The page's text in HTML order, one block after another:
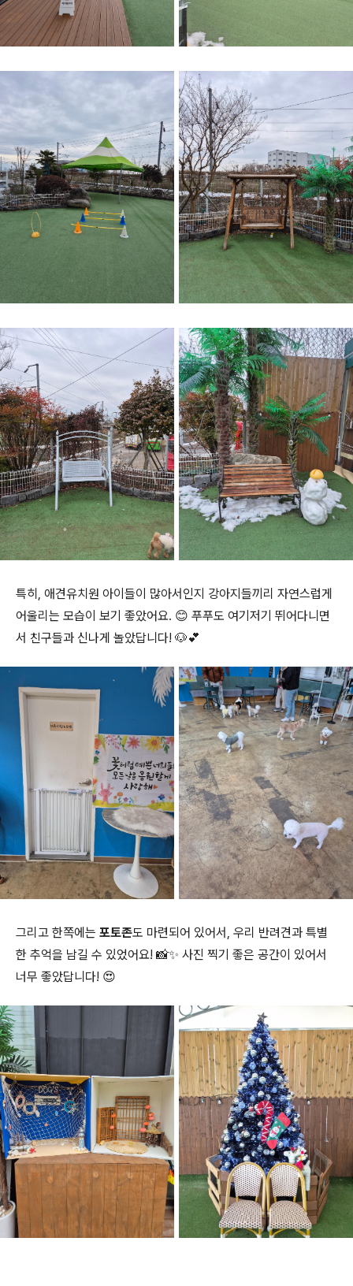
특히, 애견유치원 아이들이 많아서인지 강아지들끼리 자연스럽게
어울리는 모습이 보기 좋았어요. 😊 푸푸도 여기저기 뛰어다니면
서 친구들과 신나게 놀았답니다! 🐶💕
그리고 한쪽에는 포토존도 마련되어 있어서, 우리 반려견과 특별
한 추억을 남길 수 있었어요! 📸✨ 사진 찍기 좋은 공간이 있어서
너무 좋았답니다! 😍